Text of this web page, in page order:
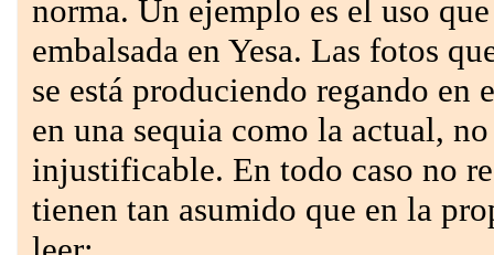
norma. Un ejemplo es el uso
embalsada en Yesa. Las fotos
se está produciendo regando en
en una sequia como la actual,
injustificable. En todo caso no
tienen tan asumido que en la